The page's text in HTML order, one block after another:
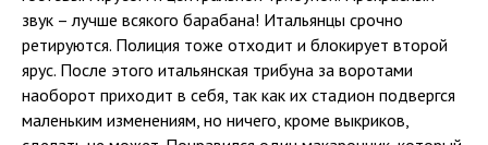
звук – лучше всякого барабана! Итальянцы срочно
ретируются. Полиция тоже отходит и блокирует второй
ярус. После этого итальянская трибуна за воротами
наоборот приходит в себя, так как их стадион подвергся
маленьким изменениям, но ничего, кроме выкриков,